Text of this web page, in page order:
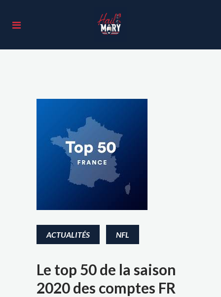
ACTUALITÉS NFL
Le top 50 de la saison
2020 des comptes FR